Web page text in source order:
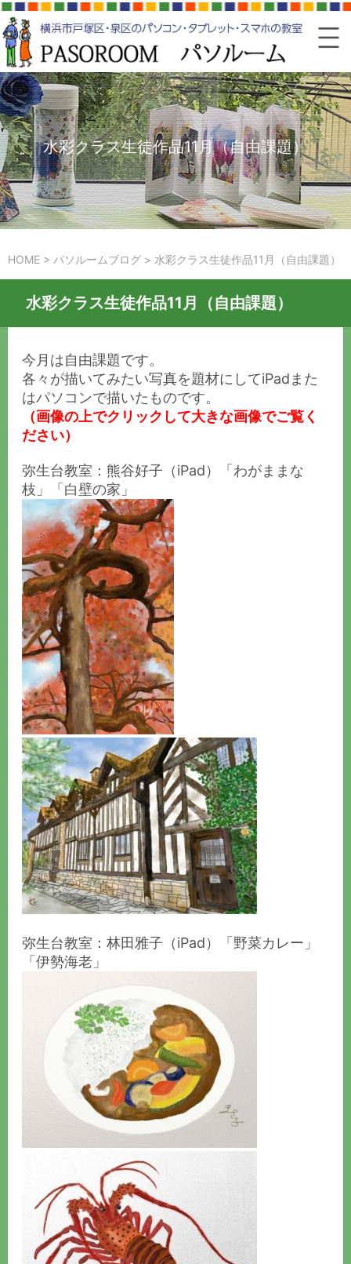
水彩クラス生徒作品11月（自由課題）
HOME > パソルームブログ > 水彩クラス生徒作品11月（自由課題）
水彩クラス生徒作品11月（自由課題）
今月は自由課題です。
各々が描いてみたい写真を題材にしてiPadまた
はパソコンで描いたものです。
（画像の上でクリックして大きな画像でご覧く
ださい）
弥生台教室：熊谷好子（iPad）「わがままな
枝」「白壁の家」
弥生台教室：林田雅子（iPad）「野菜カレー」
「伊勢海老」